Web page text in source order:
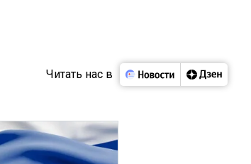
Читать нас в